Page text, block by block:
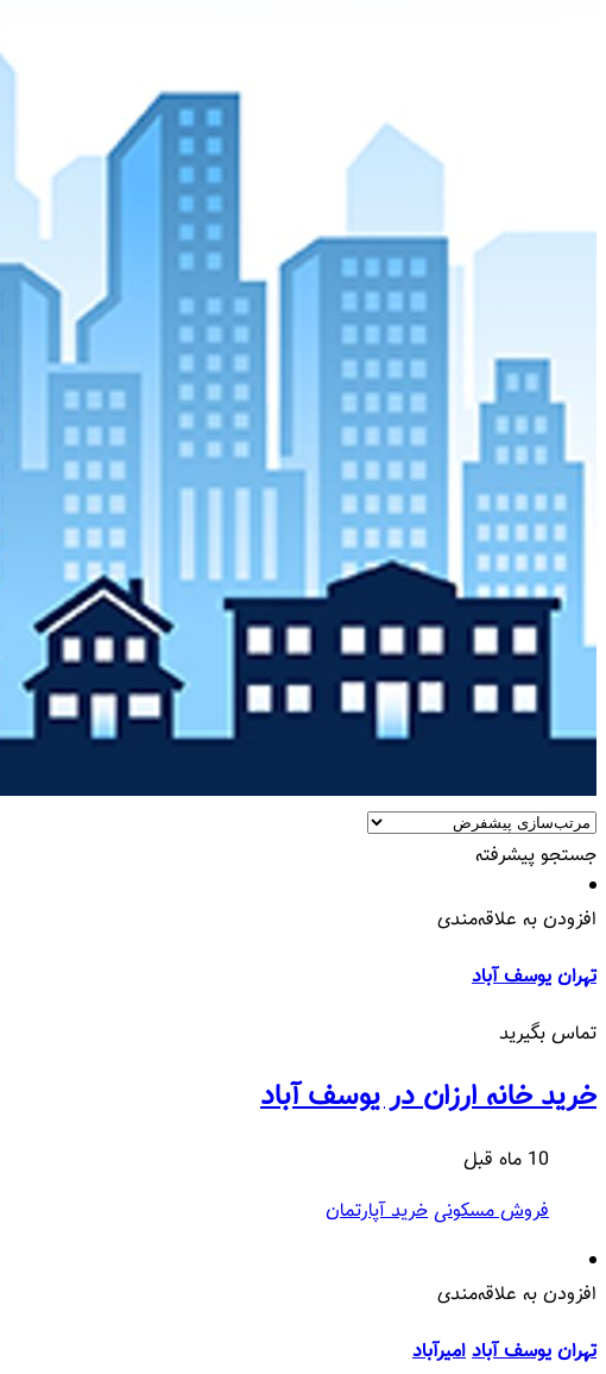
جستجو پیشرفته
افزودن به علاقه‌مندی
تهرانیوسف آباد
تماس بگیرید
خرید خانه ارزان در یوسف آباد
10 ماه قبل
فروش مسکونی خرید آپارتمان
افزودن به علاقه‌مندی
تهرانیوسف آبادامیرآباد